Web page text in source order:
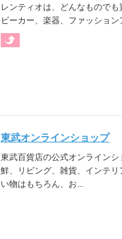
レンティオは、どんなもので
ビーカー、楽器、ファッショ
東武オンラインショップ
東武百貨店の公式オンライン
鮮、リビング、雑貨、インテ
い物はもちろん、お...